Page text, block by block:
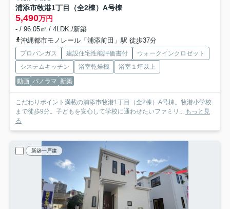
浦添市牧港1丁目（全2棟）A号棟
5,490万円
- / 96.05㎡ / 4LDK /新築
沖縄都市モノレール「浦添前田」駅 徒歩37分
プロパンガス 建設住宅性能評価書付
ウォークインクロゼット
システムキッチン
浴室乾燥機
浴室１坪以上
動画 パノラマ 新築
こだわりポイント満載の浦添市牧港1丁目（全2棟）A号棟。牧港小学校
まで徒歩9分。子どもを安心して学校に通わせたいファミリ... もっと見
る
新築一戸建